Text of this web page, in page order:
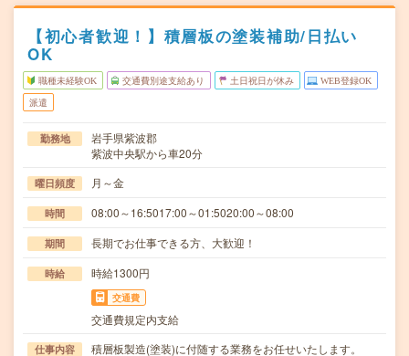
【初心者歓迎！】積層板の塗装補助/日払い
OK
職種未経験OK 交通費別途支給あり 土日祝日が休み WEB登録OK
派遣
勤務地
岩手県紫波郡
紫波中央駅から車20分
曜日頻度 月～金
時間 08:00～16:5017:00～01:5020:00～08:00
期間 長期でお仕事できる方、大歓迎！
時給 時給1300円
交通費
交通費規定内支給
仕事内容
積層板製造(塗装)に付随する業務をお任せいたします。